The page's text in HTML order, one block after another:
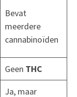
Bevat
meerdere
cannabinoïden
Geen THC
Ja, maar